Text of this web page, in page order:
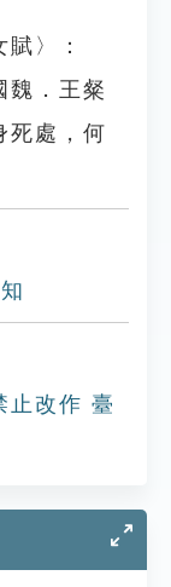
〉：
魏．王粲
死處，何
止改作 臺